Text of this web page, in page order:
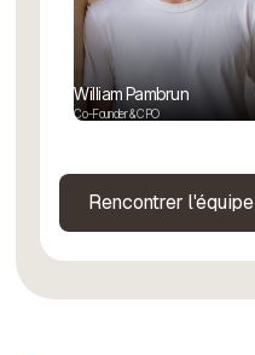
William Pambrun
Co-Founder & CPO
Rencontrer l'équipe